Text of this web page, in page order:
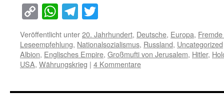
Copy
Link
WhatsApp
Telegram
Veröffentlicht unter20. Jahrhundert, Deutsche, Europa,
Leseempfehlung, Nationalsozialismus, Russland, Uncategorized
Albion, Englisches Empire, Großmufti von Jerusalem, Hitler,
USA, Währungskrieg | 4 Kommentare